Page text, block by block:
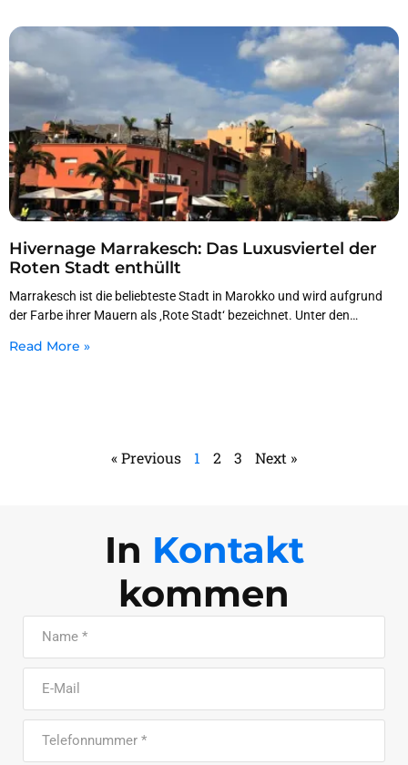
Hivernage Marrakesch: Das Luxusviertel der
Roten Stadt enthüllt
Marrakesch ist die beliebteste Stadt in Marokko und wird aufgrund
der Farbe ihrer Mauern als ‚Rote Stadt‘ bezeichnet. Unter den
Read More »
« Previous 1 2 3 Next »
In Kontakt
kommen